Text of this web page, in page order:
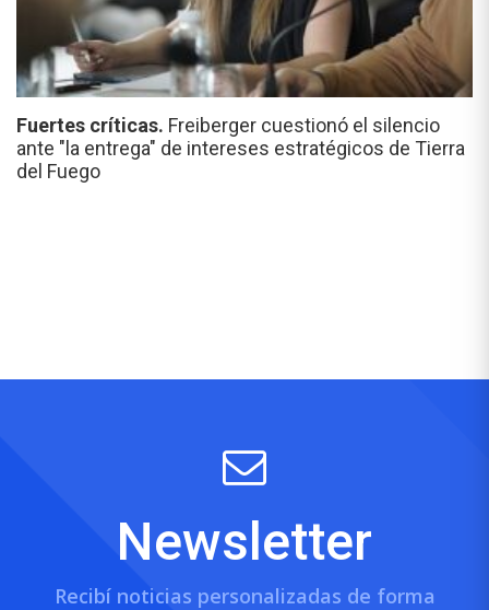
Fuertes críticas. Freiberger cuestionó el silencio
ante "la entrega" de intereses estratégicos de Tierra
del Fuego
Newsletter
Recibí noticias personalizadas de forma